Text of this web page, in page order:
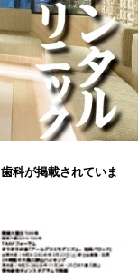
科が掲載されていま